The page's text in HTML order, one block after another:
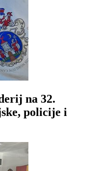
na 32.
policije i